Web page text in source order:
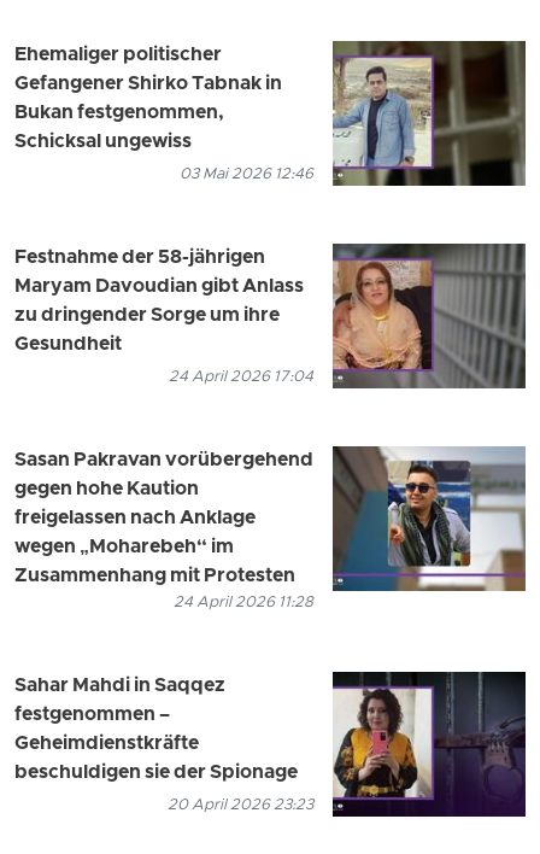
Ehemaliger politischer
Gefangener Shirko Tabnak in
Bukan festgenommen,
Schicksal ungewiss
03 Mai 2026 12:46
Festnahme der 58-jährigen
Maryam Davoudian gibt Anlass
zu dringender Sorge um ihre
Gesundheit
24 April 2026 17:04
Sasan Pakravan vorübergehend
gegen hohe Kaution
freigelassen nach Anklage
wegen „Moharebeh“ im
Zusammenhang mit Protesten
24 April 2026 11:28
Sahar Mahdi in Saqqez
festgenommen –
Geheimdienstkräfte
beschuldigen sie der Spionage
20 April 2026 23:23